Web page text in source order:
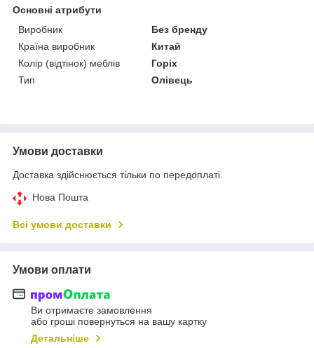
Основні атрибути
Виробник
Без бренду
Країна виробник
Китай
Колір (відтінок) меблів
Горіх
Тип
Олівець
Умови доставки
Доставка здійснюється тільки по передоплаті.
Нова Пошта
Всі умови доставки
Умови оплати
Ви отримаєте замовлення
або гроші повернуться на вашу картку
Детальніше